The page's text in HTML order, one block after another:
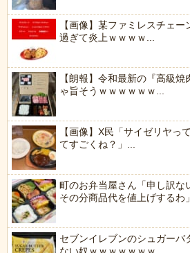
【画像】某ファミレスチェ
過ぎて炎上ｗｗｗｗ...
【朗報】令和最新の『高級
ゃ旨そうｗｗｗｗｗｗ...
【画像】X民「サイゼリヤっ
てすごくね？」...
町のお弁当屋さん「申し訳な
その分商品代を値上げするわ
セブンイレブンのシュガーバ
ない奴ｗｗｗｗｗｗｗ...